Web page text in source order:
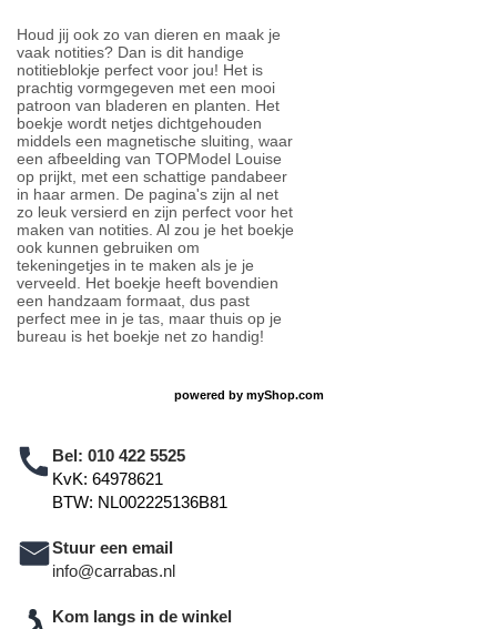
Houd jij ook zo van dieren en maak je
vaak notities? Dan is dit handige
notitieblokje perfect voor jou! Het is
prachtig vormgegeven met een mooi
patroon van bladeren en planten. Het
boekje wordt netjes dichtgehouden
middels een magnetische sluiting, waar
een afbeelding van TOPModel Louise
op prijkt, met een schattige pandabeer
in haar armen. De pagina's zijn al net
zo leuk versierd en zijn perfect voor het
maken van notities. Al zou je het boekje
ook kunnen gebruiken om
tekeningetjes in te maken als je je
verveeld. Het boekje heeft bovendien
een handzaam formaat, dus past
perfect mee in je tas, maar thuis op je
bureau is het boekje net zo handig!
powered by myShop.com
Bel: 010 422 5525
KvK: 64978621
BTW: NL002225136B81
Stuur een email
info@carrabas.nl
Kom langs in de winkel